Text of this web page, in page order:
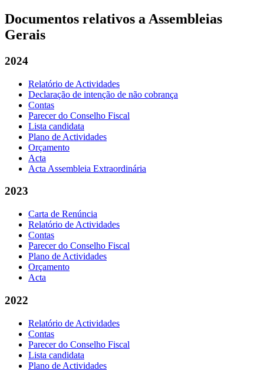
Documentos relativos a Assembleias
Gerais
2024
Relatório de Actividades
Declaração de intenção de não cobrança
Contas
Parecer do Conselho Fiscal
Lista candidata
Plano de Actividades
Orçamento
Acta
Acta Assembleia Extraordinária
2023
Carta de Renúncia
Relatório de Actividades
Contas
Parecer do Conselho Fiscal
Plano de Actividades
Orçamento
Acta
2022
Relatório de Actividades
Contas
Parecer do Conselho Fiscal
Lista candidata
Plano de Actividades